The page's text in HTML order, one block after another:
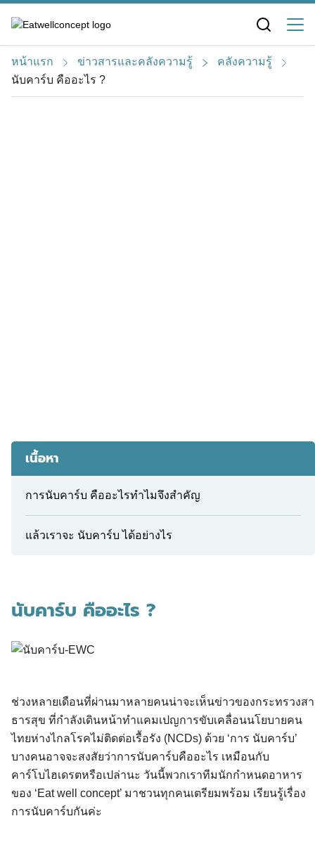
i
หน้าแรก ข่าวสารและคลังความรู้
คลังความรู้
นับคาร์บ คืออะไร ?
เนื้อหา
การนับคาร์บ คืออะไรทำไมจึงสำคัญ
แล้วเราจะ นับคาร์บ ได้อย่างไร
นับคาร์บ คืออะไร ?
ช่วงหลายเดือนที่ผ่านมาหลายคนน่าจะเห็นข่าวของกระทรวงสา
ธารสุข ที่กำลังเดินหน้าทำแคมเปญการขับเคลื่อนนโยบายคน
ไทยห่างไกลโรคไม่ติดต่อเรื้อรัง (NCDs) ด้วย ‘การ นับคาร์บ’
บางคนอาจจะสงสัยว่าการนับคาร์บคืออะไร เหมือนกับ
คาร์โบไฮเดรตหรือเปล่านะ วันนี้พวกเราทีมนักกำหนดอาหาร
ของ ‘Eat well concept’ มาชวนทุกคนเตรียมพร้อม เรียนรู้เรื่อง
การนับคาร์บกันค่ะ